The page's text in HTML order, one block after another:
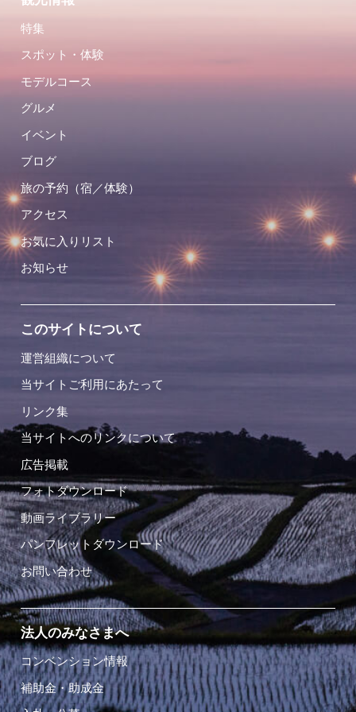
特集
スポット・体験
モデルコース
グルメ
イベント
ブログ
旅の予約（宿／体験）
アクセス
お気に入りリスト
お知らせ
このサイトについて
運営組織について
当サイトご利用にあたって
リンク集
当サイトへのリンクについて
広告掲載
フォトダウンロード
動画ライブラリー
パンフレットダウンロード
お問い合わせ
法人のみなさまへ
コンベンション情報
補助金・助成金